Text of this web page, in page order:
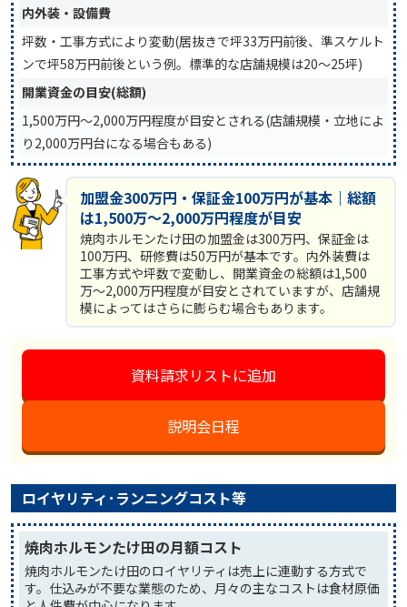
内外装・設備費
坪数・工事方式により変動(居抜きで坪33万円前後、準スケルト
ンで坪58万円前後という例。標準的な店舗規模は20〜25坪)
開業資金の目安(総額)
1,500万円〜2,000万円程度が目安とされる(店舗規模・立地によ
り2,000万円台になる場合もある)
加盟金300万円・保証金100万円が基本｜総額
は1,500万〜2,000万円程度が目安
焼肉ホルモンたけ田の加盟金は300万円、保証金は
100万円、研修費は50万円が基本です。内外装費は
工事方式や坪数で変動し、開業資金の総額は1,500
万〜2,000万円程度が目安とされていますが、店舗規
模によってはさらに膨らむ場合もあります。
資料請求リストに追加
説明会日程
ロイヤリティ･ランニングコスト等
焼肉ホルモンたけ田の月額コスト
焼肉ホルモンたけ田のロイヤリティは売上に連動する方式で
す。仕込みが不要な業態のため、月々の主なコストは食材原価